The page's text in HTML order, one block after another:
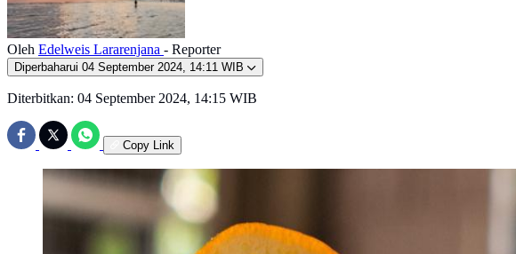
Oleh Edelweis Lararenjana - Reporter
Diperbaharui 04 September 2024, 14:11 WIB
Diterbitkan: 04 September 2024, 14:15 WIB
Copy Link